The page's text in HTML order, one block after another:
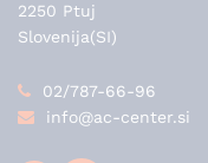
2250 Ptuj
Slovenija(SI)
02/787-66-96
info@ac-center.si